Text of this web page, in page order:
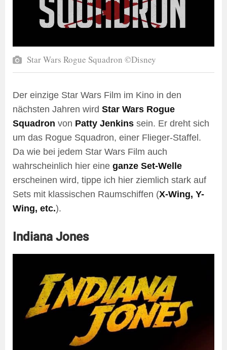
Star Wars Rogue Squadron ©Disney
Der einzige Star Wars Film im Kino in den
nächsten Jahren wird Star Wars Rogue
Squadron von Patty Jenkins sein. Er dreht sich
um das Rogue Squadron, einer Flieger-Staffel.
Da wie bei jedem Star Wars Film auch
wahrscheinlich hier eine ganze Set-Welle
erscheinen wird, tippe ich hier ziemlich stark auf
Sets mit klassischen Raumschiffen (X-Wing, Y-
Wing, etc.).
Indiana Jones